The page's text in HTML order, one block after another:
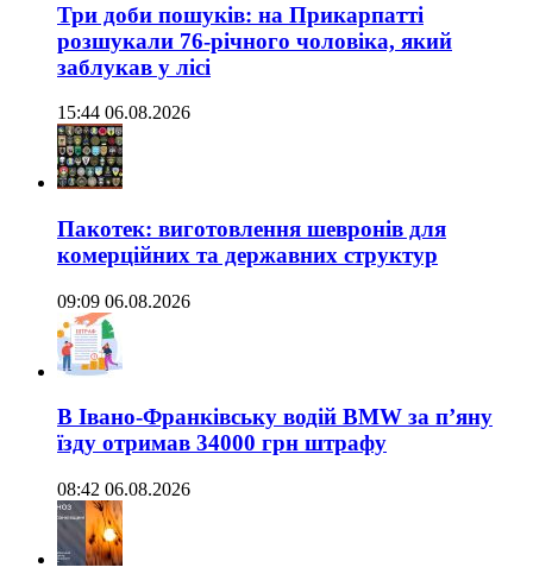
Три доби пошуків: на Прикарпатті
розшукали 76-річного чоловіка, який
заблукав у лісі
15:44 06.08.2026
Пакотек: виготовлення шевронів для
комерційних та державних структур
09:09 06.08.2026
В Івано-Франківську водій BMW за п’яну
їзду отримав 34000 грн штрафу
08:42 06.08.2026